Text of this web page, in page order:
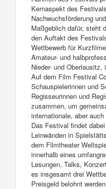
Kernaspekt des
Nachwuchsförderung
Maßgeblich dafür, steht
den Auftakt des
Wettbewerb für
Amateur- und
Nieder- und
Auf dem Film Festival
Schauspielerinnen und
Regisseurinnen und
zusammen, um
internationale, aber
Das Festival findet
Leinwänden in
dem Filmtheater
innerhalb eines
Lesungen, Talks,
es insgesamt drei
Preisgeld belohnt